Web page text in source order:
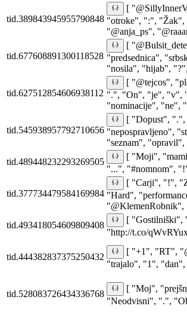
tid.389843945955790848
[
"otroke", ":",
"@anja_ps",
tid.677608891300118528
[
"predsednica",
"nosila", "hijab",
tid.627512854606938112
[ "@tejcos",
".", "On", "je", "v",
"nominacije", "ne",
tid.545938957792710656
[ "Dopust",
"nepospravljeno",
"seznam",
tid.489448232293269505
[ "Moji",
"...", "#nomnom",
tid.377734479584169984
[ "Carji", "!",
"Hard",
tid.493418054609809408
[ "Gostilniški",
"http://t.co/
tid.444382837375250432
[ "+1", "RT",
"trajalo", "1",
tid.528083726434336768
[ "Moj",
"Neodvisni", ".",